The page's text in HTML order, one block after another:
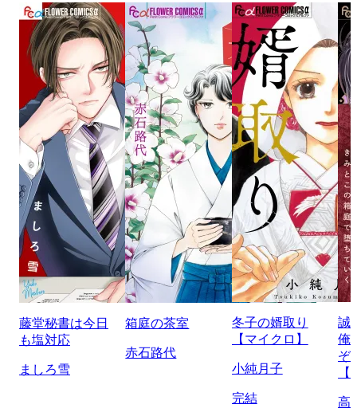
藤堂秘書は今日
も塩対応
ましろ雪
箱庭の茶室
赤石路代
冬子の婿取り
【マイクロ】
小純月子
完結
誠
俺
ぞ
高